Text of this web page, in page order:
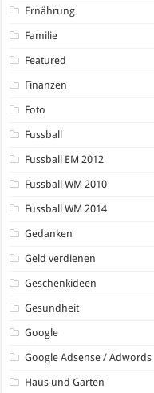
Ernährung
Familie
Featured
Finanzen
Foto
Fussball
Fussball EM 2012
Fussball WM 2010
Fussball WM 2014
Gedanken
Geld verdienen
Geschenkideen
Gesundheit
Google
Google Adsense / Adwords
Haus und Garten